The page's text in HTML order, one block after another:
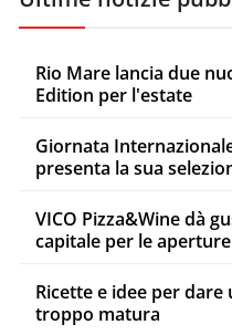
Rio Mare lancia due
Edition per l'estate
Giornata
presenta la sua
VICO Pizza&Wine dà
capitale per le
Ricette e idee per
troppo matura